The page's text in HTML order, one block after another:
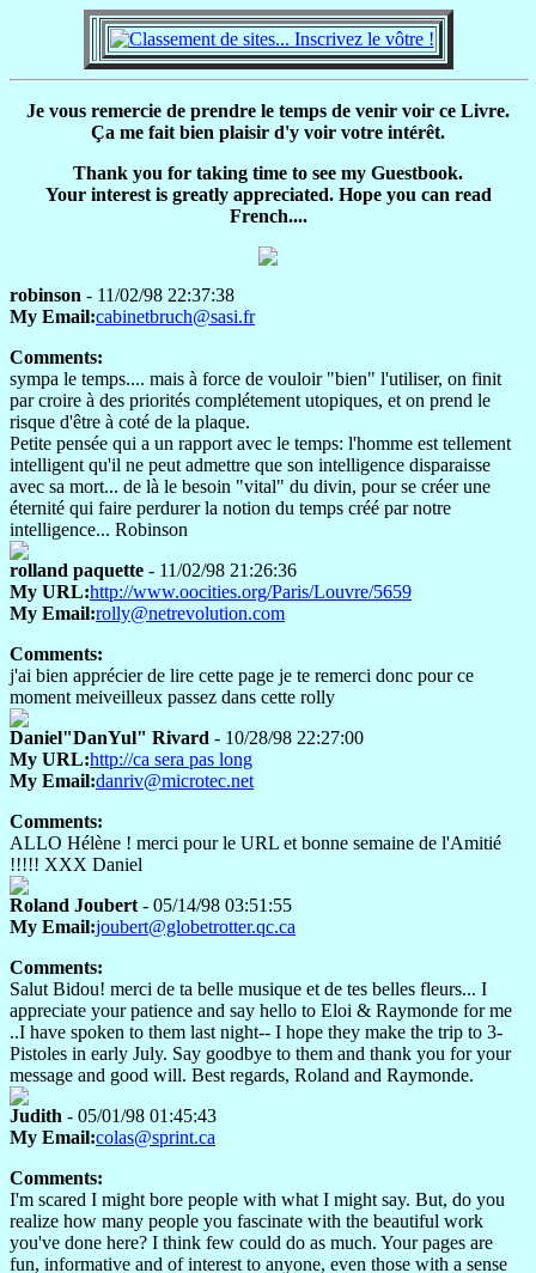
Je vous remercie de prendre le temps de venir voir ce Livre.
Ça me fait bien plaisir d'y voir votre intérêt.
Thank you for taking time to see my Guestbook.
Your interest is greatly appreciated. Hope you can read
French....
robinson - 11/02/98 22:37:38
My Email:cabinetbruch@sasi.fr
Comments:
sympa le temps.... mais à force de vouloir "bien" l'utiliser, on finit
par croire à des priorités complétement utopiques, et on prend le
risque d'être à coté de la plaque.
Petite pensée qui a un rapport avec le temps: l'homme est tellement
intelligent qu'il ne peut admettre que son intelligence disparaisse
avec sa mort... de là le besoin "vital" du divin, pour se créer une
éternité qui faire perdurer la notion du temps créé par notre
intelligence... Robinson
rolland paquette - 11/02/98 21:26:36
My URL:http://www.oocities.org/Paris/Louvre/5659
My Email:rolly@netrevolution.com
Comments:
j'ai bien apprécier de lire cette page je te remerci donc pour ce
moment meiveilleux passez dans cette rolly
Daniel"DanYul" Rivard - 10/28/98 22:27:00
My URL:http://ca sera pas long
My Email:danriv@microtec.net
Comments:
ALLO Hélène ! merci pour le URL et bonne semaine de l'Amitié
!!!!! XXX Daniel
Roland Joubert - 05/14/98 03:51:55
My Email:joubert@globetrotter.qc.ca
Comments:
Salut Bidou! merci de ta belle musique et de tes belles fleurs... I
appreciate your patience and say hello to Eloi & Raymonde for me
..I have spoken to them last night-- I hope they make the trip to 3-
Pistoles in early July. Say goodbye to them and thank you for your
message and good will. Best regards, Roland and Raymonde.
Judith - 05/01/98 01:45:43
My Email:colas@sprint.ca
Comments:
I'm scared I might bore people with what I might say. But, do you
realize how many people you fascinate with the beautiful work
you've done here? I think few could do as much. Your pages are
fun, informative and of interest to anyone, even those with a sense